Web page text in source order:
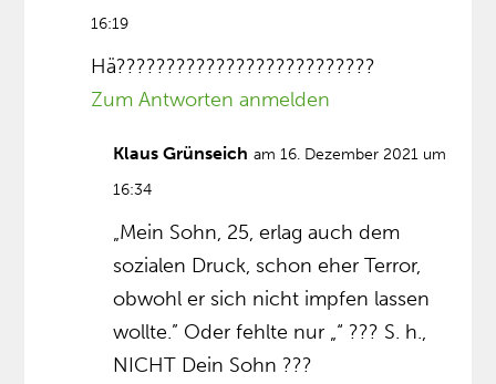
16:19
Hä??????????????????????????
Zum Antworten anmelden
Klaus Grünseich am 16. Dezember 2021 um
16:34
„Mein Sohn, 25, erlag auch dem
sozialen Druck, schon eher Terror,
obwohl er sich nicht impfen lassen
wollte.” Oder fehlte nur „“ ??? S. h.,
NICHT Dein Sohn ???